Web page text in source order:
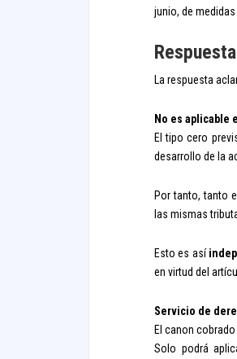
junio, de
La respuesta
No es aplicable
El tipo cero
desarrollo de la
Por tanto, tanto
las mismas
Esto es así
en virtud del
Servicio de
El canon
Solo podrá